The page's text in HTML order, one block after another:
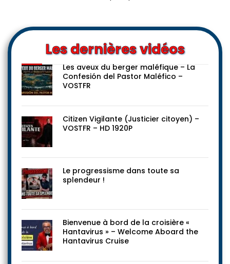
Les dernières vidéos
Les aveux du berger maléfique – La
Confesión del Pastor Maléfico –
Citizen Vigilante (Justicier citoyen) –
Le progressisme dans toute sa
Bienvenue à bord de la croisière «
Hantavirus » – Welcome Aboard the